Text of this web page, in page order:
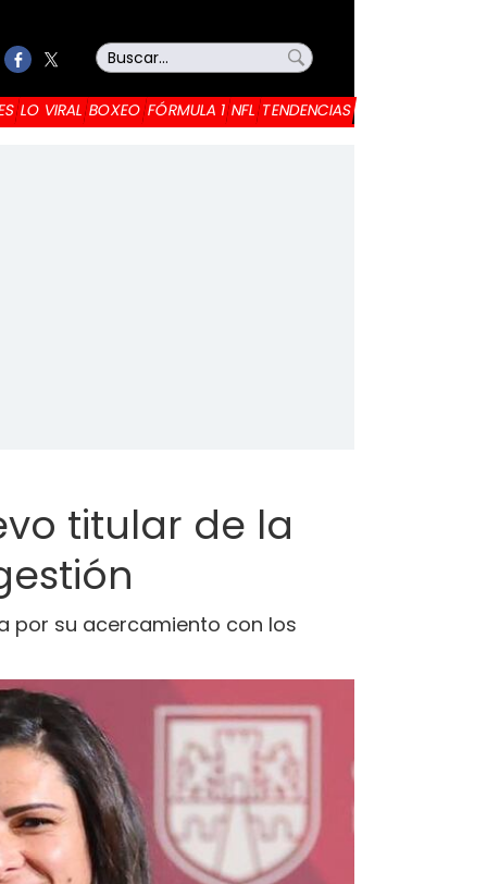
LO VIRAL BOXEO FÓRMULA 1 NFL TENDENCIAS
titular de la
por su acercamiento con los